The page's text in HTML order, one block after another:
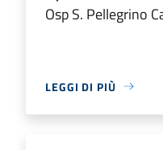
Osp S. Pellegrino
LEGGI DI PIÙ